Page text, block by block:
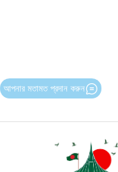
আপনার মতামত প্রদান করুন